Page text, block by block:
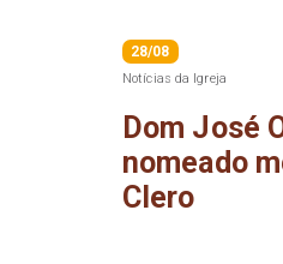
28/08
Notícias da Igreja
Dom José
nomeado
Clero